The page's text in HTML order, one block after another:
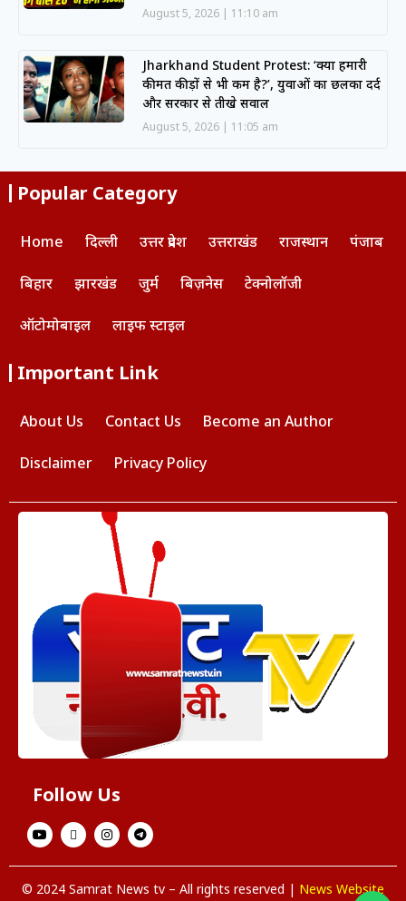
August 5, 2026 11:10 am
Jharkhand Student Protest: ‘क्या हमारी
कीमत कीड़ों से भी कम है?’, युवाओं का छलका दर्द
और सरकार से तीखे सवाल
August 5, 2026 11:05 am
Popular Category
Home दिल्ली उत्तर प्रदेश उत्तराखंड राजस्थान पंजाब
बिहार झारखंड जुर्म बिज़नेस टेक्नोलॉजी
ऑटोमोबाइल लाइफ स्टाइल
Important Link
About Us Contact Us Become an Author
Disclaimer Privacy Policy
Follow Us
© 2024 Samrat News tv – All rights reserved | News Website